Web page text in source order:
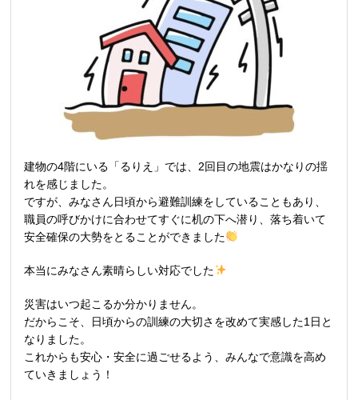
建物の4階にいる「るりえ」では、2回目の地震はかなりの揺
れを感じました。
ですが、みなさん日頃から避難訓練をしていることもあり、
職員の呼びかけに合わせてすぐに机の下へ潜り、落ち着いて
安全確保の大勢をとることができました
本当にみなさん素晴らしい対応でした
災害はいつ起こるか分かりません。
だからこそ、日頃からの訓練の大切さを改めて実感した1日と
なりました。
これからも安心・安全に過ごせるよう、みんなで意識を高め
ていきましょう！